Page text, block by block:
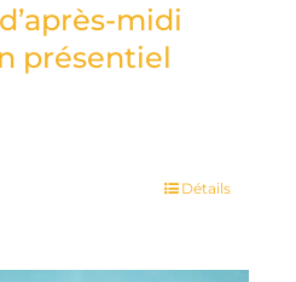
midi
présentiel
Détails